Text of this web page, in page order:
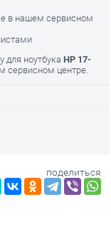
руб.
в нашем сервисном
для ноутбука HP 17-
сервисном центре.
поделиться